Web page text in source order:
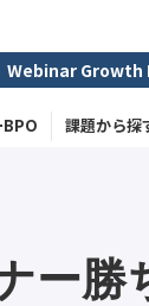
Webinar Growth
BPO 課題から探
ー